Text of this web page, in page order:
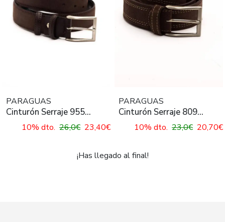
PARAGUAS
Cinturón Serraje 955
Marrón para Hombre
10% dto. 26,0€ 23,40€
PARAGUAS
Cinturón Serraje 809
Marrón para Hombre
10% dto. 23,0€ 20,70€
¡Has llegado al final!